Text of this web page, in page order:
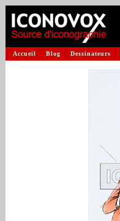
Accueil Blog Dessinateurs